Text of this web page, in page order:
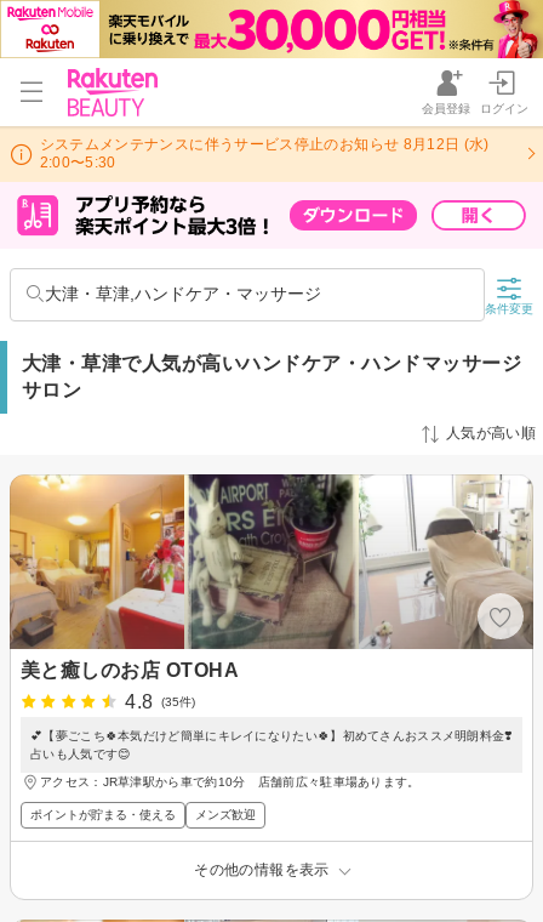
会員登録 ログイン
システムメンテナンスに伴うサービス停止のお知らせ 8月12日 (水)
2:00〜5:30
大津・草津,ハンドケア・マッサージ
条件変更
大津・草津で人気が高いハンドケア・ハンドマッサージ
サロン
人気が高い順
美と癒しのお店 OTOHA
4.8
(35件)
💕【夢ごこち🍀本気だけど簡単にキレイになりたい🍀】初めてさんおススメ明朗料金❣️
占いも人気です😊
アクセス：JR草津駅から車で約10分 店舗前広々駐車場あります。
ポイントが貯まる・使える メンズ歓迎
その他の情報を表示